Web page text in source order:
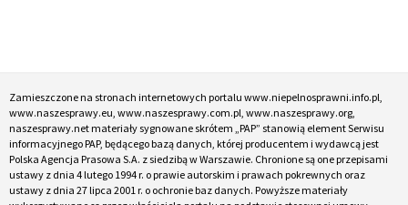
Zamieszczone na stronach internetowych portalu www.niepelnosprawni.info.pl,
www.naszesprawy.eu, www.naszesprawy.com.pl, www.naszesprawy.org,
naszesprawy.net materiały sygnowane skrótem „PAP” stanowią element Serwisu
informacyjnego PAP, będącego bazą danych, której producentem i wydawcą jest
Polska Agencja Prasowa S.A. z siedzibą w Warszawie. Chronione są one przepisami
ustawy z dnia 4 lutego 1994 r. o prawie autorskim i prawach pokrewnych oraz
ustawy z dnia 27 lipca 2001 r. o ochronie baz danych. Powyższe materiały